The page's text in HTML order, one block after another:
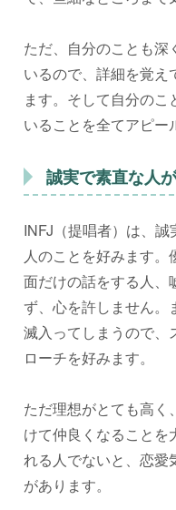
ただ、自分のことも深
いるので、詳細を覚え
ます。そして自分の
いることを全てアピー
誠実で素直な人
INFJ（提唱者）は、
人のことを好みます。
面だけの話をする人、
ず、心を許しません。
滅入ってしまうので、
ローチを好みます。
ただ理想がとても高
けて仲良くなることを
れる人でないと、恋愛
があります。